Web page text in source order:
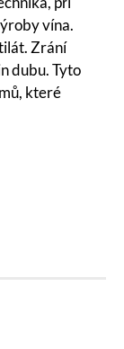
vína.
Zrání
dubu. Tyto
které